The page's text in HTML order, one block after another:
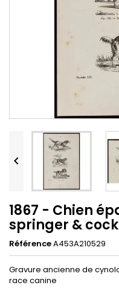

1867 - Chien
springer &
RéférenceA453A210529
Gravure ancienne de
race canine